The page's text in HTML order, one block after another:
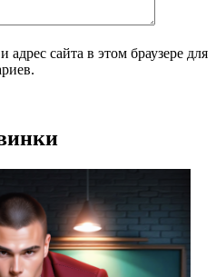
сайта в этом браузере для